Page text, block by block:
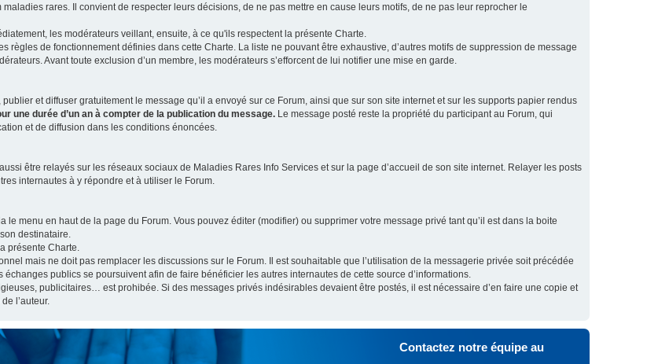
rares. Il convient de respecter leurs décisions, de ne pas mettre en cause leurs motifs, de ne pas leur reprocher le
les modérateurs veillant, ensuite, à ce qu'ils respectent la présente Charte.
règles de fonctionnement définies dans cette Charte. La liste ne pouvant être exhaustive, d’autres motifs de suppression de message
Avant toute exclusion d’un membre, les modérateurs s’efforcent de lui notifier une mise en garde.
et diffuser gratuitement le message qu’il a envoyé sur ce Forum, ainsi que sur son site internet et sur les supports papier rendus
une durée d’un an à compter de la publication du message. Le message posté reste la propriété du participant au Forum, qui
et de diffusion dans les conditions énoncées.
être relayés sur les réseaux sociaux de Maladies Rares Info Services et sur la page d’accueil de son site internet. Relayer les posts
internautes à y répondre et à utiliser le Forum.
menu en haut de la page du Forum. Vous pouvez éditer (modifier) ou supprimer votre message privé tant qu’il est dans la boite
destinataire.
présente Charte.
mais ne doit pas remplacer les discussions sur le Forum. Il est souhaitable que l’utilisation de la messagerie privée soit précédée
publics se poursuivent afin de faire bénéficier les autres internautes de cette source d’informations.
publicitaires… est prohibée. Si des messages privés indésirables devaient être postés, il est nécessaire d’en faire une copie et
l’auteur.
Contactez notre équipe au